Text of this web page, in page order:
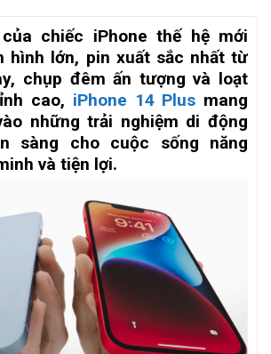
chiếc iPhone thế hệ mới
hình lớn, pin xuất sắc nhất từ
chụp đêm ấn tượng và loạt
cao, iPhone 14 Plus mang
những trải nghiệm di động
sàng cho cuộc sống năng
và tiện lợi.